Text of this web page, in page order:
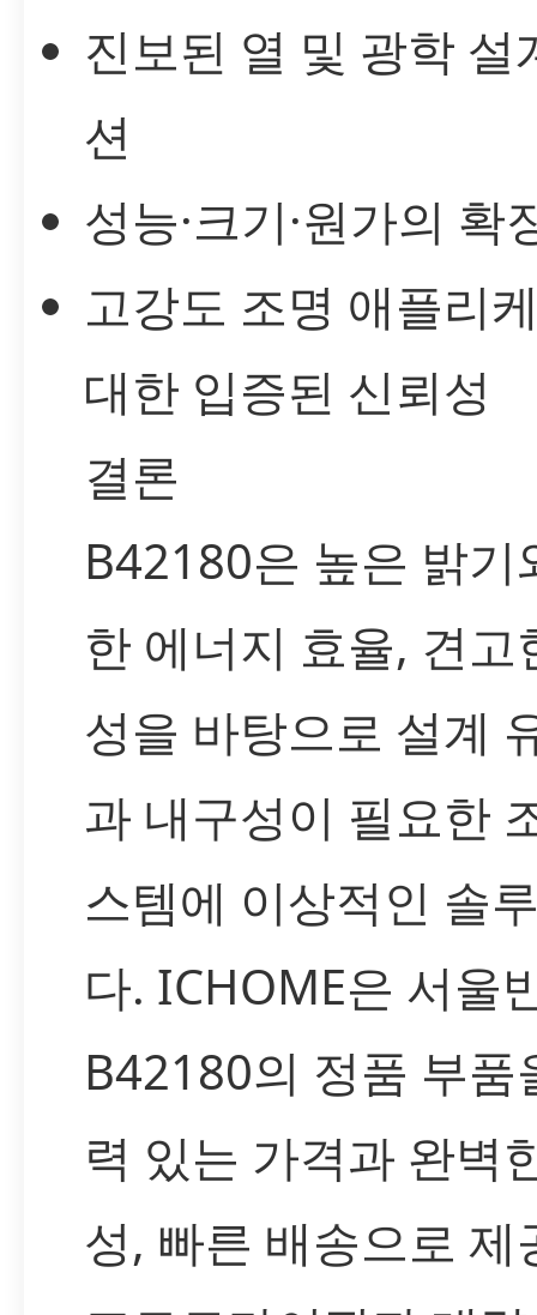
진보된 열 및 광학 설
션
성능·크기·원가의 확
고강도 조명 애플리
대한 입증된 신뢰성
결론
B42180은 높은 밝기
한 에너지 효율, 견고
성을 바탕으로 설계
과 내구성이 필요한
스템에 이상적인 솔
다. ICHOME은 서울
B42180의 정품 부품
력 있는 가격과 완벽
성, 빠른 배송으로 제